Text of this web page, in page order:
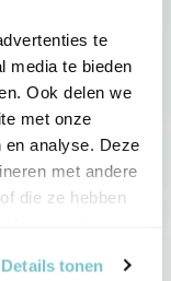
te
media te bieden
Ook delen we
met onze
analyse. Deze
met andere
die ze hebben
Details tonen